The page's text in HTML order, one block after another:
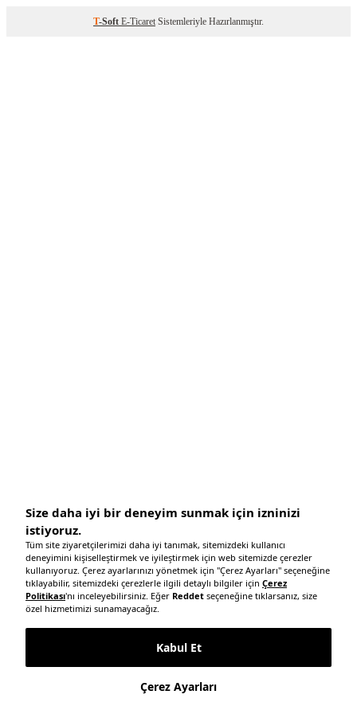
T-Soft E-Ticaret Sistemleriyle Hazırlanmıştır.